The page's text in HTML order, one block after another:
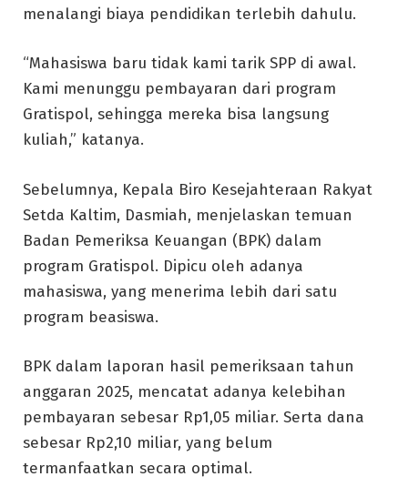
menalangi biaya pendidikan terlebih dahulu.
“Mahasiswa baru tidak kami tarik SPP di awal.
Kami menunggu pembayaran dari program
Gratispol, sehingga mereka bisa langsung
kuliah,” katanya.
Sebelumnya, Kepala Biro Kesejahteraan Rakyat
Setda Kaltim, Dasmiah, menjelaskan temuan
Badan Pemeriksa Keuangan (BPK) dalam
program Gratispol. Dipicu oleh adanya
mahasiswa, yang menerima lebih dari satu
program beasiswa.
BPK dalam laporan hasil pemeriksaan tahun
anggaran 2025, mencatat adanya kelebihan
pembayaran sebesar Rp1,05 miliar. Serta dana
sebesar Rp2,10 miliar, yang belum
termanfaatkan secara optimal.